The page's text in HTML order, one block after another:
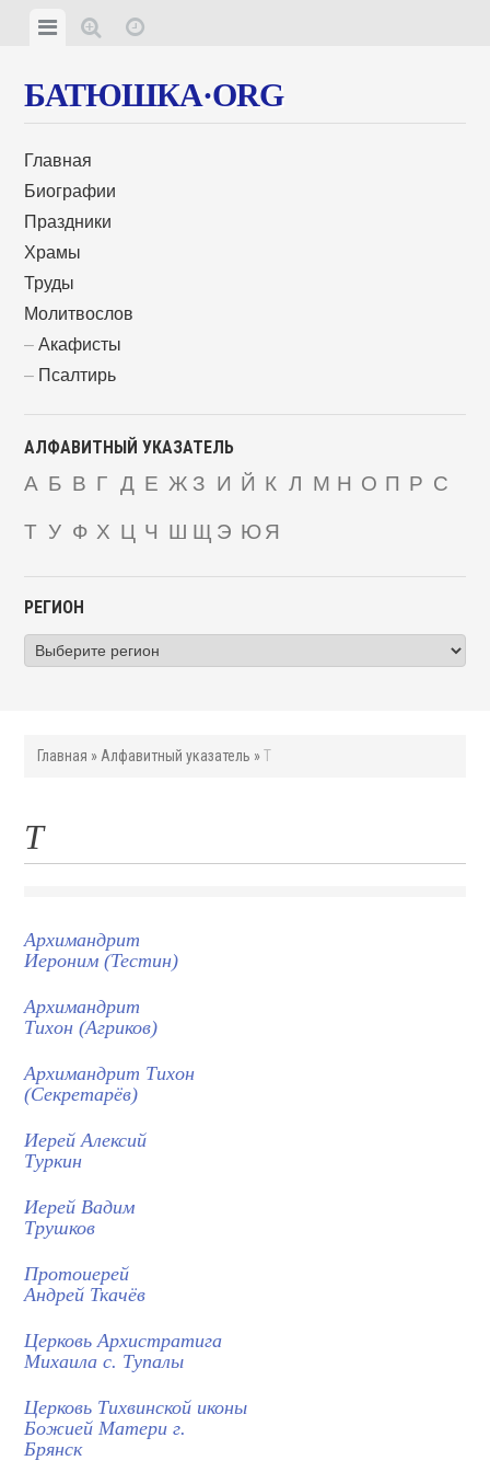
БАТЮШКА·ORG
Главная
Биографии
Праздники
Храмы
Труды
Молитвослов
Акафисты
Псалтирь
АЛФАВИТНЫЙ УКАЗАТЕЛЬ
А Б В Г Д Е Ж З И Й К Л М Н О П Р С
Т У Ф Х Ц Ч Ш Щ Э ЮЯ
РЕГИОН
Главная »Алфавитный указатель »Т
Т
Архимандрит
Иероним (Тестин)
Архимандрит
Тихон (Агриков)
Архимандрит Тихон
(Секретарёв)
Иерей Алексий
Туркин
Иерей Вадим
Трушков
Протоиерей
Андрей Ткачёв
Церковь Архистратига
Михаила с. Тупалы
Церковь Тихвинской иконы
Божией Матери г.
Брянск